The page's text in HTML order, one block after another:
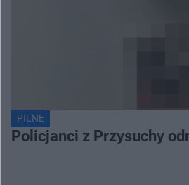
PILNE
Policjanci z Przysuchy